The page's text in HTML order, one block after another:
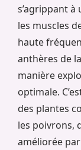
s’agrippant
les muscles
haute
anthères de
manière
optimale.
des plantes
les poivrons,
améliorée